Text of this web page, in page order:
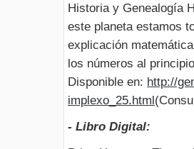
Historia y Genealogía
este planeta estamos
explicación
los números al
Disponible en: http://
implexo_25.html
- Libro Digital: